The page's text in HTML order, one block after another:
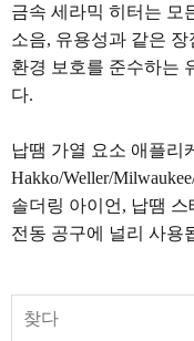
금속 세라믹 히터는 모
소음, 유용성과 같은
환경 보호를 준수하는
다.
납땜 가열 요소 애플리
Hakko/Weller/
솔더링 아이언, 납땜
전동 공구에 널리 사용